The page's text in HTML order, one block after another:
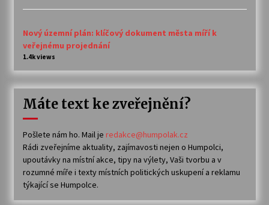
Nový územní plán: klíčový dokument města míří k
veřejnému projednání
1.4k views
Máte text ke zveřejnění?
Pošlete nám ho. Mail je redakce@humpolak.cz
Rádi zveřejníme aktuality, zajímavosti nejen o Humpolci,
upoutávky na místní akce, tipy na výlety, Vaši tvorbu a v
rozumné míře i texty místních politických uskupení a reklamu
týkající se Humpolce.